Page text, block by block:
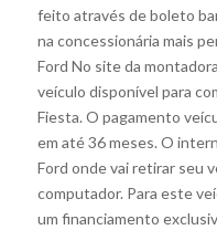
feito através de boleto
na concessionária mais
Ford No site da
veículo disponível para
Fiesta. O pagamento
em até 36 meses. O
Ford onde vai retirar seu
computador. Para este
um financiamento